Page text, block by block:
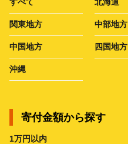
関東地方 中部地方
中国地方 四国地方
沖縄
寄付金額から探す
1万円以内